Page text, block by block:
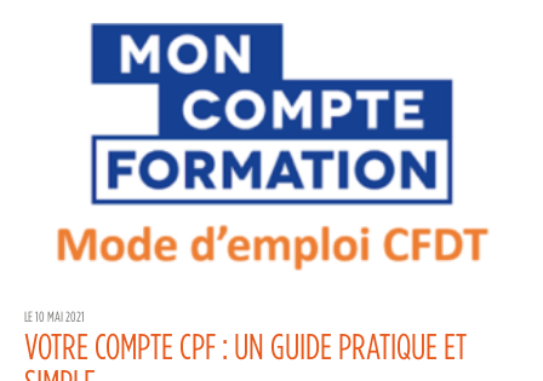
LE 10 MAI 2021
VOTRE COMPTE CPF : UN GUIDE PRATIQUE ET